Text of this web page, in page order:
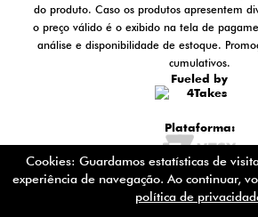
do produto. Caso os produtos apresentem
o preço válido é o exibido na tela de
análise e disponibilidade de estoque.
cumulativos.
Fueled by
Plataforma:
Cookies: Guardamos estatísticas de
experiência de navegação. Ao continuar,
política de